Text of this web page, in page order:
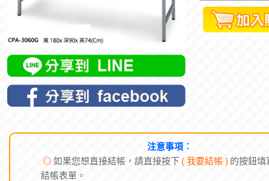
注意事項︰
◎如果您想直接結帳，請直接按下 ( 我要結帳 ) 的按鈕填
結帳表單。